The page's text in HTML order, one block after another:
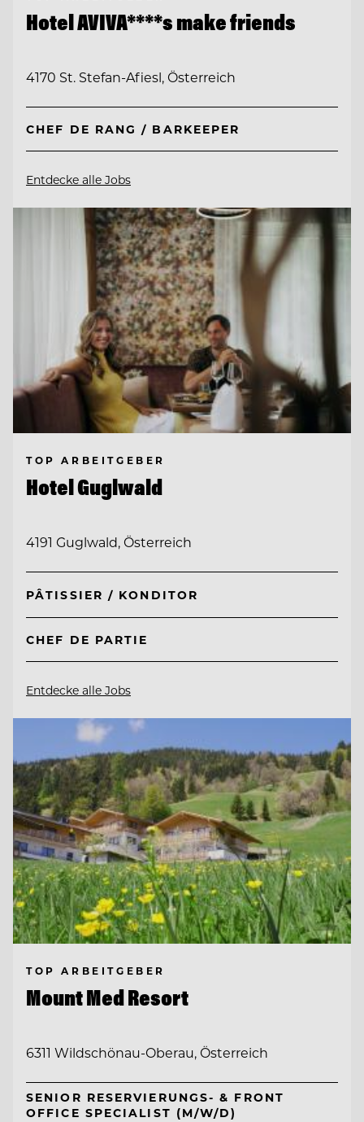
Hotel AVIVA****s make friends
4170 St. Stefan-Afiesl, Österreich
CHEF DE RANG / BARKEEPER
Entdecke alle Jobs
TOP ARBEITGEBER
Hotel Guglwald
4191 Guglwald, Österreich
PÂTISSIER / KONDITOR
CHEF DE PARTIE
Entdecke alle Jobs
TOP ARBEITGEBER
Mount Med Resort
6311 Wildschönau-Oberau, Österreich
SENIOR RESERVIERUNGS- & FRONT
OFFICE SPECIALIST (M/W/D)